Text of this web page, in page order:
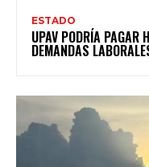
ESTADO
UPAV PODRÍA
DEMANDAS